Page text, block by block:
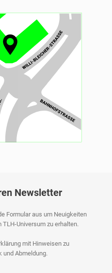
Newsletter
Formular aus um Neuigkeiten
Universum zu erhalten.
mit Hinweisen zu
und Abmeldung.